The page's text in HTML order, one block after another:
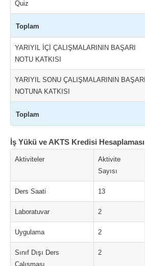
Quiz
Toplam
YARIYIL İÇİ ÇALIŞMALARININ BAŞARI
NOTU KATKISI
YARIYIL SONU ÇALIŞMALARININ BAŞARI
NOTUNA KATKISI
Toplam
İş Yükü ve AKTS Kredisi Hesaplaması
Aktiviteler
Aktivite
Sayısı
Ders Saati 13
Laboratuvar 2
Uygulama 2
Sınıf Dışı Ders
Çalışması
2